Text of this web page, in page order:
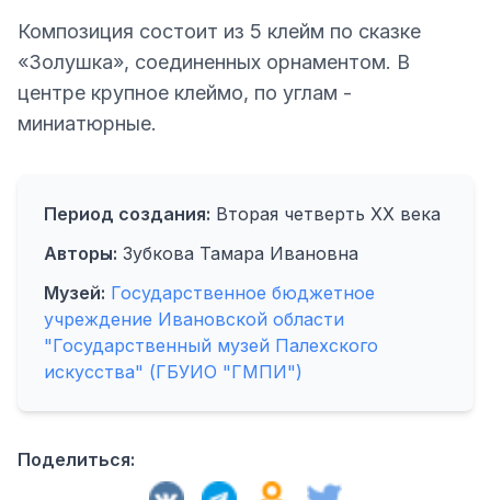
Композиция состоит из 5 клейм по сказке
«Золушка», соединенных орнаментом. В
центре крупное клеймо, по углам -
миниатюрные.
Период создания: Вторая четверть XX века
Авторы: Зубкова Тамара Ивановна
Музей: Государственное бюджетное
учреждение Ивановской области
"Государственный музей Палехского
искусства" (ГБУИО "ГМПИ")
Поделиться: